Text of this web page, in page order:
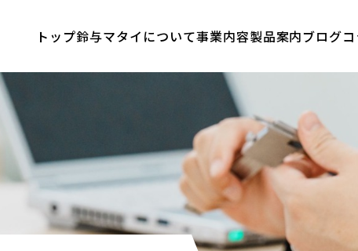
トップ鈴与マタイについて事業内容製品案内ブログ